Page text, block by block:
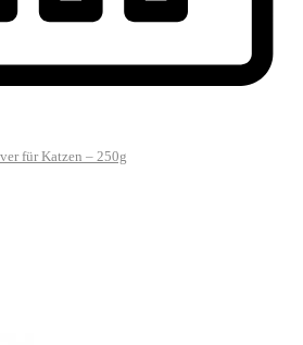
für Katzen – 250g